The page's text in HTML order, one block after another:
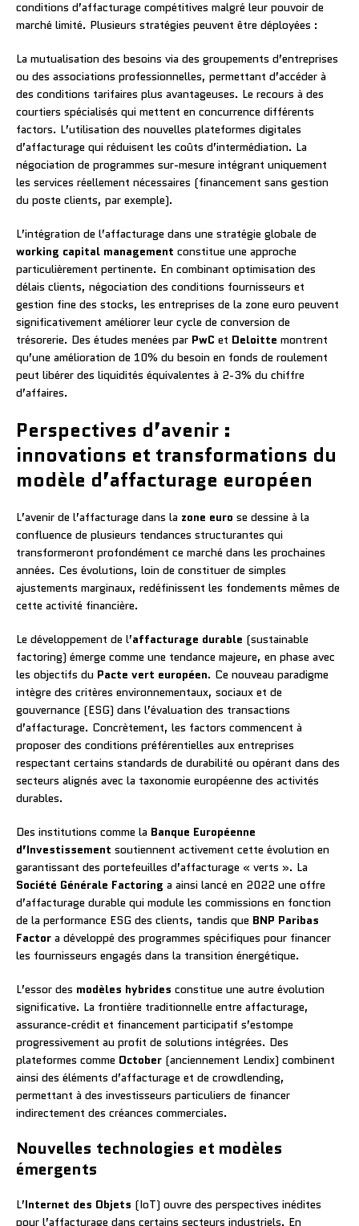
conditions d’affacturage compétitives malgré leur pouvoir de
marché limité. Plusieurs stratégies peuvent être déployées :
La mutualisation des besoins via des groupements d’entreprises
ou des associations professionnelles, permettant d’accéder à
des conditions tarifaires plus avantageuses. Le recours à des
courtiers spécialisés qui mettent en concurrence différents
factors. L’utilisation des nouvelles plateformes digitales
d’affacturage qui réduisent les coûts d’intermédiation. La
négociation de programmes sur-mesure intégrant uniquement
les services réellement nécessaires (financement sans gestion
du poste clients, par exemple).
L’intégration de l’affacturage dans une stratégie globale de
working capital management constitue une approche
particulièrement pertinente. En combinant optimisation des
délais clients, négociation des conditions fournisseurs et
gestion fine des stocks, les entreprises de la zone euro peuvent
significativement améliorer leur cycle de conversion de
trésorerie. Des études menées par PwC et Deloitte montrent
qu’une amélioration de 10% du besoin en fonds de roulement
peut libérer des liquidités équivalentes à 2-3% du chiffre
d’affaires.
Perspectives d’avenir :
innovations et transformations du
modèle d’affacturage européen
L’avenir de l’affacturage dans la zone euro se dessine à la
confluence de plusieurs tendances structurantes qui
transformeront profondément ce marché dans les prochaines
années. Ces évolutions, loin de constituer de simples
ajustements marginaux, redéfinissent les fondements mêmes de
cette activité financière.
Le développement de l’affacturage durable (sustainable
factoring) émerge comme une tendance majeure, en phase avec
les objectifs du Pacte vert européen. Ce nouveau paradigme
intègre des critères environnementaux, sociaux et de
gouvernance (ESG) dans l’évaluation des transactions
d’affacturage. Concrètement, les factors commencent à
proposer des conditions préférentielles aux entreprises
respectant certains standards de durabilité ou opérant dans des
secteurs alignés avec la taxonomie européenne des activités
durables.
Des institutions comme la Banque Européenne
d’Investissement soutiennent activement cette évolution en
garantissant des portefeuilles d’affacturage « verts ». La
Société Générale Factoring a ainsi lancé en 2022 une offre
d’affacturage durable qui module les commissions en fonction
de la performance ESG des clients, tandis que BNP Paribas
Factor a développé des programmes spécifiques pour financer
les fournisseurs engagés dans la transition énergétique.
L’essor des modèles hybrides constitue une autre évolution
significative. La frontière traditionnelle entre affacturage,
assurance-crédit et financement participatif s’estompe
progressivement au profit de solutions intégrées. Des
plateformes comme October (anciennement Lendix) combinent
ainsi des éléments d’affacturage et de crowdlending,
permettant à des investisseurs particuliers de financer
indirectement des créances commerciales.
Nouvelles technologies et modèles
émergents
L’Internet des Objets (IoT) ouvre des perspectives inédites
pour l’affacturage dans certains secteurs industriels. En